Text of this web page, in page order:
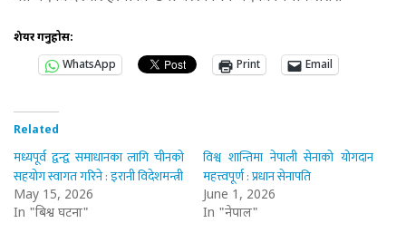
शेयर गर्नुहोस:
WhatsApp
Print Email
Related
मध्यपूर्व द्वन्द्व समाधानका लागि चीनको
सहयोग स्वागत गरिने : इरानी विदेशमन्त्री
May 15, 2026
In "बिश्व घटना"
विश्व शान्तिमा नेपाली सेनाको योगदान
महत्त्वपूर्ण : प्रधान सेनापति
June 1, 2026
In "नेपाल"